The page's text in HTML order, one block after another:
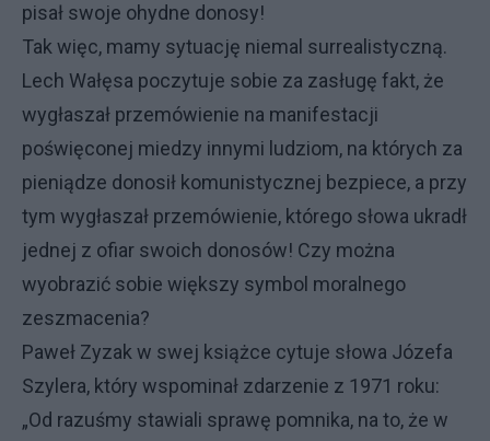
pisał swoje ohydne donosy!
Tak więc, mamy sytuację niemal surrealistyczną.
Lech Wałęsa poczytuje sobie za zasługę fakt, że
wygłaszał przemówienie na manifestacji
poświęconej miedzy innymi ludziom, na których za
pieniądze donosił komunistycznej bezpiece, a przy
tym wygłaszał przemówienie, którego słowa ukradł
jednej z ofiar swoich donosów! Czy można
wyobrazić sobie większy symbol moralnego
zeszmacenia?
Paweł Zyzak w swej książce cytuje słowa Józefa
Szylera, który wspominał zdarzenie z 1971 roku:
„Od razuśmy stawiali sprawę pomnika, na to, że w